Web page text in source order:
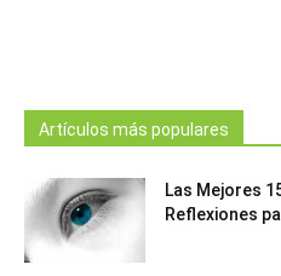
Artículos más populares
Las Mejores
Reflexiones